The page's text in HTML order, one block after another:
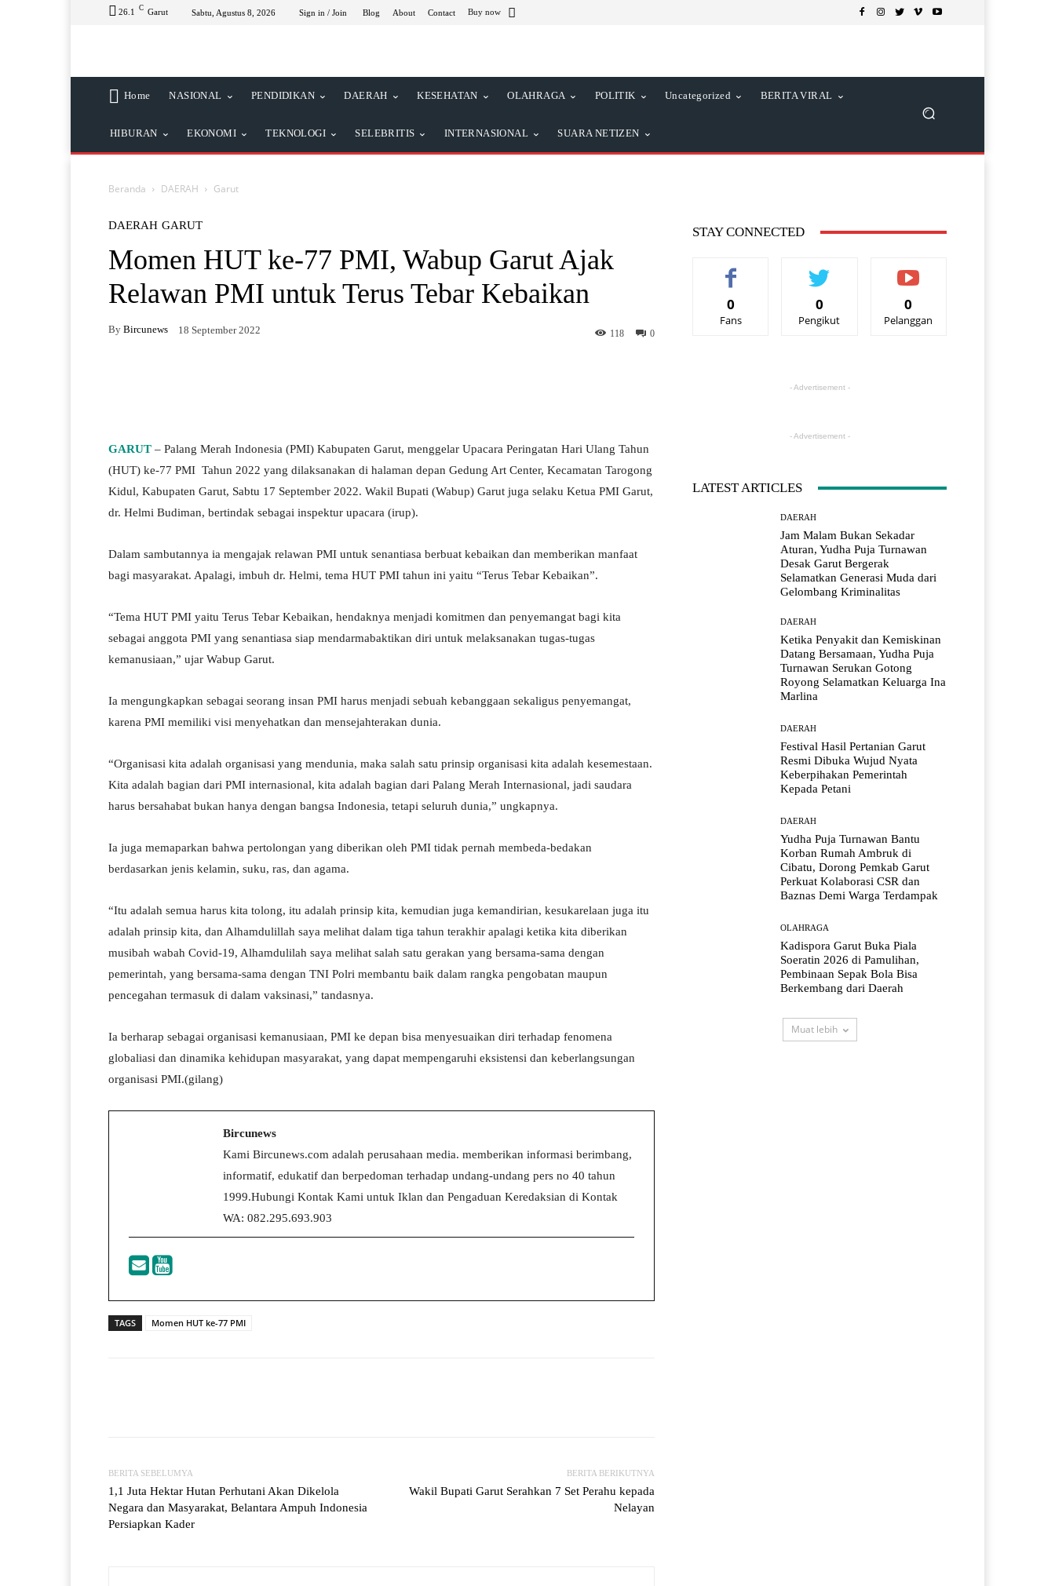
26.1 C Garut Sabtu, Agustus 8, 2026 Sign in / Join Blog About Contact Buy now
Home NASIONAL PENDIDIKAN DAERAH KESEHATAN OLAHRAGA POLITIK Uncategorized BERITA VIRAL
HIBURAN EKONOMI TEKNOLOGI SELEBRITIS INTERNASIONAL SUARA NETIZEN
Beranda DAERAH Garut
DAERAH GARUT
Momen HUT ke-77 PMI, Wabup Garut Ajak
Relawan PMI untuk Terus Tebar Kebaikan
By Bircunews 18 September 2022 0
118
GARUT – Palang Merah Indonesia (PMI) Kabupaten Garut, menggelar Upacara Peringatan Hari Ulang Tahun
(HUT) ke-77 PMI Tahun 2022 yang dilaksanakan di halaman depan Gedung Art Center, Kecamatan Tarogong
Kidul, Kabupaten Garut, Sabtu 17 September 2022. Wakil Bupati (Wabup) Garut juga selaku Ketua PMI Garut,
dr. Helmi Budiman, bertindak sebagai inspektur upacara (irup).
Dalam sambutannya ia mengajak relawan PMI untuk senantiasa berbuat kebaikan dan memberikan manfaat
bagi masyarakat. Apalagi, imbuh dr. Helmi, tema HUT PMI tahun ini yaitu “Terus Tebar Kebaikan”.
“Tema HUT PMI yaitu Terus Tebar Kebaikan, hendaknya menjadi komitmen dan penyemangat bagi kita
sebagai anggota PMI yang senantiasa siap mendarmabaktikan diri untuk melaksanakan tugas-tugas
kemanusiaan,” ujar Wabup Garut.
Ia mengungkapkan sebagai seorang insan PMI harus menjadi sebuah kebanggaan sekaligus penyemangat,
karena PMI memiliki visi menyehatkan dan mensejahterakan dunia.
“Organisasi kita adalah organisasi yang mendunia, maka salah satu prinsip organisasi kita adalah kesemestaan.
Kita adalah bagian dari PMI internasional, kita adalah bagian dari Palang Merah Internasional, jadi saudara
harus bersahabat bukan hanya dengan bangsa Indonesia, tetapi seluruh dunia,” ungkapnya.
Ia juga memaparkan bahwa pertolongan yang diberikan oleh PMI tidak pernah membeda-bedakan
berdasarkan jenis kelamin, suku, ras, dan agama.
“Itu adalah semua harus kita tolong, itu adalah prinsip kita, kemudian juga kemandirian, kesukarelaan juga itu
adalah prinsip kita, dan Alhamdulillah saya melihat dalam tiga tahun terakhir apalagi ketika kita diberikan
musibah wabah Covid-19, Alhamdulilah saya melihat salah satu gerakan yang bersama-sama dengan
pemerintah, yang bersama-sama dengan TNI Polri membantu baik dalam rangka pengobatan maupun
pencegahan termasuk di dalam vaksinasi,” tandasnya.
Ia berharap sebagai organisasi kemanusiaan, PMI ke depan bisa menyesuaikan diri terhadap fenomena
globaliasi dan dinamika kehidupan masyarakat, yang dapat mempengaruhi eksistensi dan keberlangsungan
organisasi PMI.(gilang)
Bircunews
Kami Bircunews.com adalah perusahaan media. memberikan informasi berimbang,
informatif, edukatif dan berpedoman terhadap undang-undang pers no 40 tahun
1999.Hubungi Kontak Kami untuk Iklan dan Pengaduan Keredaksian di Kontak
WA: 082.295.693.903
TAGS Momen HUT ke-77 PMI
BERITA SEBELUMYA
1,1 Juta Hektar Hutan Perhutani Akan Dikelola
Negara dan Masyarakat, Belantara Ampuh Indonesia
Persiapkan Kader
BERITA BERIKUTNYA
Wakil Bupati Garut Serahkan 7 Set Perahu kepada
Nelayan
STAY CONNECTED
0
Fans
0
Pengikut
0
Pelanggan
- Advertisement -
- Advertisement -
LATEST ARTICLES
DAERAH
Jam Malam Bukan Sekadar
Aturan, Yudha Puja Turnawan
Desak Garut Bergerak
Selamatkan Generasi Muda dari
Gelombang Kriminalitas
DAERAH
Ketika Penyakit dan Kemiskinan
Datang Bersamaan, Yudha Puja
Turnawan Serukan Gotong
Royong Selamatkan Keluarga Ina
Marlina
DAERAH
Festival Hasil Pertanian Garut
Resmi Dibuka Wujud Nyata
Keberpihakan Pemerintah
Kepada Petani
DAERAH
Yudha Puja Turnawan Bantu
Korban Rumah Ambruk di
Cibatu, Dorong Pemkab Garut
Perkuat Kolaborasi CSR dan
Baznas Demi Warga Terdampak
OLAHRAGA
Kadispora Garut Buka Piala
Soeratin 2026 di Pamulihan,
Pembinaan Sepak Bola Bisa
Berkembang dari Daerah
Muat lebih